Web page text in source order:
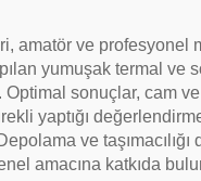
amatör ve
yumuşak termal
sonuçlar, cam
yaptığı
ve
amacına katkıda